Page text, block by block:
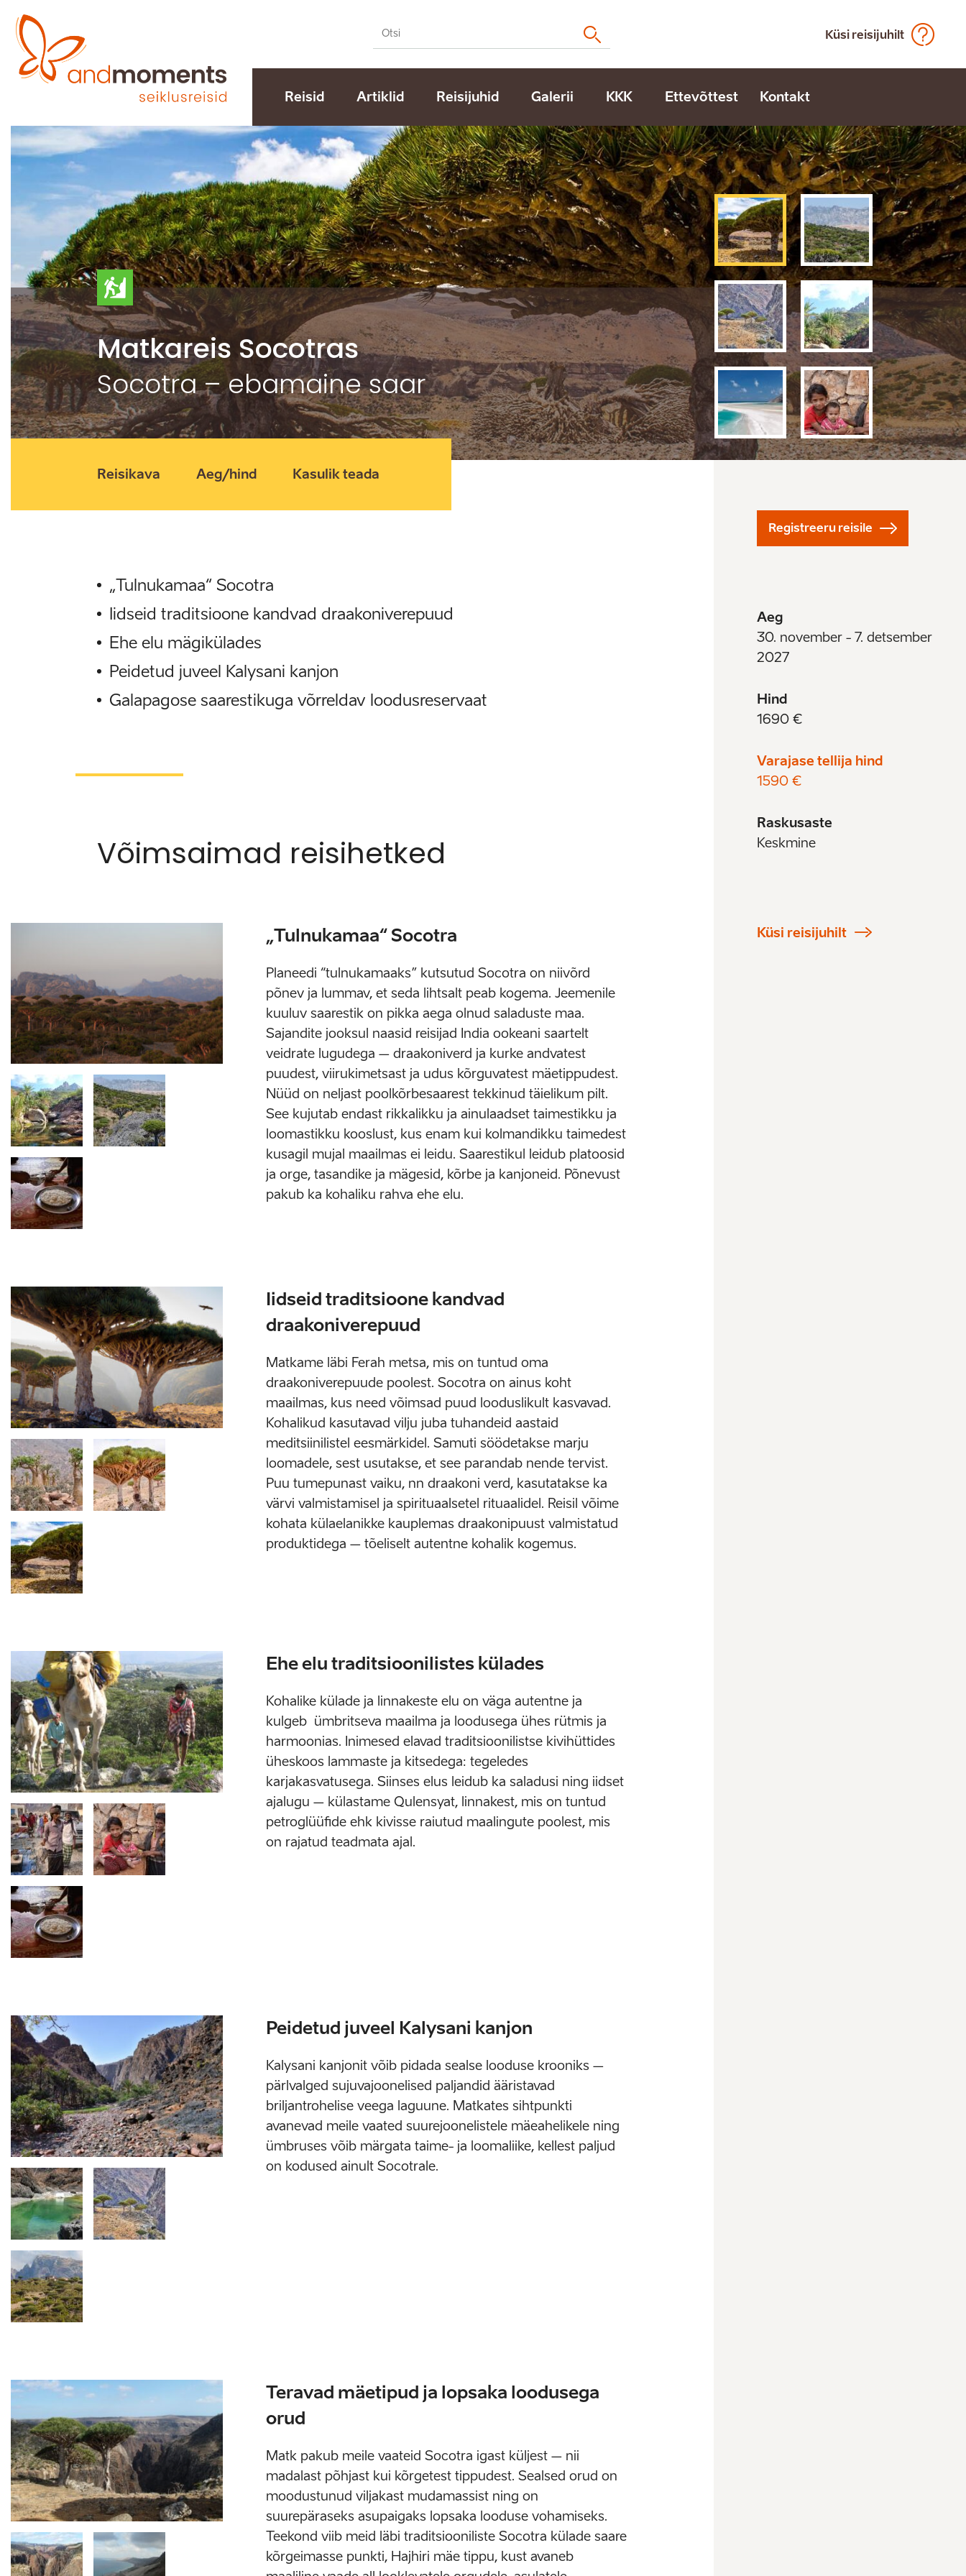
Küsi reisijuhilt
Reisid Artiklid Reisijuhid Galerii KKK Ettevõttest Kontakt
Matkareis Socotras
Socotra – ebamaine saar
Reisikava Aeg/hind Kasulik teada
Registreeru reisile
Aeg
30. november - 7. detsember
2027
Hind
1690 €
Varajase tellija hind
1590 €
Raskusaste
Keskmine
Küsi reisijuhilt
„Tulnukamaa“ Socotra
Iidseid traditsioone kandvad draakoniverepuud
Ehe elu mägikülades
Peidetud juveel Kalysani kanjon
Galapagose saarestikuga võrreldav loodusreservaat
Võimsaimad reisihetked
„Tulnukamaa“ Socotra
Planeedi “tulnukamaaks” kutsutud Socotra on niivõrd
põnev ja lummav, et seda lihtsalt peab kogema. Jeemenile
kuuluv saarestik on pikka aega olnud saladuste maa.
Sajandite jooksul naasid reisijad India ookeani saartelt
veidrate lugudega – draakoniverd ja kurke andvatest
puudest, viirukimetsast ja udus kõrguvatest mäetippudest.
Nüüd on neljast poolkõrbesaarest tekkinud täielikum pilt.
See kujutab endast rikkalikku ja ainulaadset taimestikku ja
loomastikku kooslust, kus enam kui kolmandikku taimedest
kusagil mujal maailmas ei leidu. Saarestikul leidub platoosid
ja orge, tasandike ja mägesid, kõrbe ja kanjoneid. Põnevust
pakub ka kohaliku rahva ehe elu.
Iidseid traditsioone kandvad
draakoniverepuud
Matkame läbi Ferah metsa, mis on tuntud oma
draakoniverepuude poolest. Socotra on ainus koht
maailmas, kus need võimsad puud looduslikult kasvavad.
Kohalikud kasutavad vilju juba tuhandeid aastaid
meditsiinilistel eesmärkidel. Samuti söödetakse marju
loomadele, sest usutakse, et see parandab nende tervist.
Puu tumepunast vaiku, nn draakoni verd, kasutatakse ka
värvi valmistamisel ja spirituaalsetel rituaalidel. Reisil võime
kohata külaelanikke kauplemas draakonipuust valmistatud
produktidega – tõeliselt autentne kohalik kogemus.
Ehe elu traditsioonilistes külades
Kohalike külade ja linnakeste elu on väga autentne ja
kulgeb ümbritseva maailma ja loodusega ühes rütmis ja
harmoonias. Inimesed elavad traditsioonilistse kivihüttides
üheskoos lammaste ja kitsedega: tegeledes
karjakasvatusega. Siinses elus leidub ka saladusi ning iidset
ajalugu – külastame Qulensyat, linnakest, mis on tuntud
petroglüüfide ehk kivisse raiutud maalingute poolest, mis
on rajatud teadmata ajal.
Peidetud juveel Kalysani kanjon
Kalysani kanjonit võib pidada sealse looduse krooniks –
pärlvalged sujuvajoonelised paljandid ääristavad
briljantrohelise veega laguune. Matkates sihtpunkti
avanevad meile vaated suurejoonelistele mäeahelikele ning
ümbruses võib märgata taime- ja loomaliike, kellest paljud
on kodused ainult Socotrale.
Teravad mäetipud ja lopsaka loodusega
orud
Matk pakub meile vaateid Socotra igast küljest – nii
madalast põhjast kui kõrgetest tippudest. Sealsed orud on
moodustunud viljakast mudamassist ning on
suurepäraseks asupaigaks lopsaka looduse vohamiseks.
Teekond viib meid läbi traditsiooniliste Socotra külade saare
kõrgeimasse punkti, Hajhiri mäe tippu, kust avaneb